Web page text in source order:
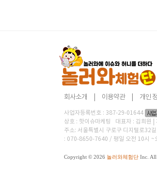
회사소개 이용약관 개인
사업자등록번호 : 387-29-01644
상호 : 핫이슈마케팅 대표자 : 김희원
주소: 서울특별시 구로구 디지털로32
: 070-8650-7640 / 평일 오전 10시 ~
Copyright © 2026 놀러와체험단 Inc. All